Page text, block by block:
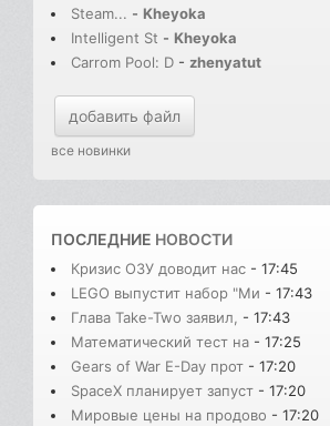
Steam... - Kheyoka
Intelligent St - Kheyoka
Carrom Pool: D - zhenyatut
добавить файл
все новинки
ПОСЛЕДНИЕ НОВОСТИ
Кризис ОЗУ доводит нас - 17:45
LEGO выпустит набор "Ми - 17:43
Глава Take-Two заявил, - 17:43
Математический тест на - 17:25
Gears of War E-Day прот - 17:20
SpaceX планирует запуст - 17:20
Мировые цены на продово - 17:20